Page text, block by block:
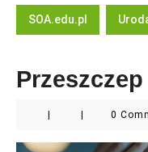
SOA.edu.pl
0